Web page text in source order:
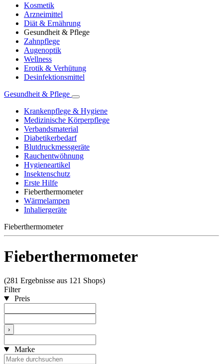
Kosmetik
Arzneimittel
Diät & Ernährung
Gesundheit & Pflege
Zahnpflege
Augenoptik
Wellness
Erotik & Verhütung
Desinfektionsmittel
Gesundheit & Pflege
Krankenpflege & Hygiene
Medizinische Körperpflege
Verbandsmaterial
Diabetikerbedarf
Blutdruckmessgeräte
Rauchentwöhnung
Hygieneartikel
Insektenschutz
Erste Hilfe
Fieberthermometer
Wärmelampen
Inhaliergeräte
Fieberthermometer
Fieberthermometer
(281 Ergebnisse aus 121 Shops)
Filter
Preis
›
Marke